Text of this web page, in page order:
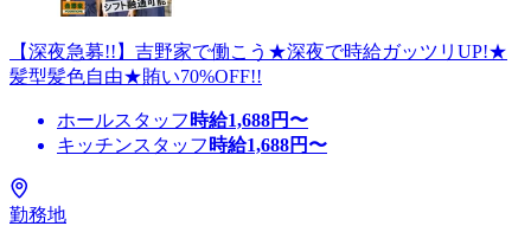
【深夜急募!!】吉野家で働こう★深夜で時給ガッツリUP!★
髪型髪色自由★賄い70%OFF!!
ホールスタッフ 時給1,688円〜
キッチンスタッフ 時給1,688円〜
勤務地